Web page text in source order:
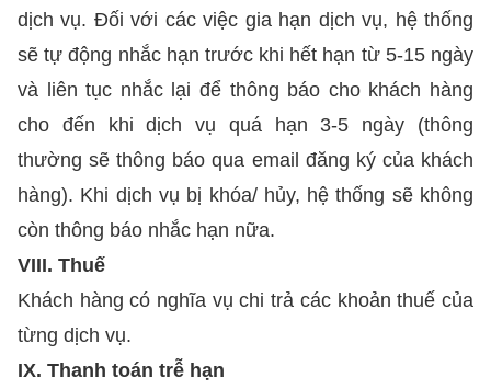
dịch vụ. Đối với các việc gia hạn dịch vụ, hệ thống
sẽ tự động nhắc hạn trước khi hết hạn từ 5-15 ngày
và liên tục nhắc lại để thông báo cho khách hàng
cho đến khi dịch vụ quá hạn 3-5 ngày (thông
thường sẽ thông báo qua email đăng ký của khách
hàng). Khi dịch vụ bị khóa/ hủy, hệ thống sẽ không
còn thông báo nhắc hạn nữa.
VIII. Thuế
Khách hàng có nghĩa vụ chi trả các khoản thuế của
từng dịch vụ.
IX. Thanh toán trễ hạn